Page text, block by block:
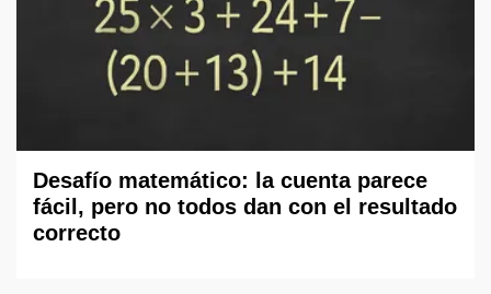
Desafío matemático: la cuenta parece
fácil, pero no todos dan con el resultado
correcto